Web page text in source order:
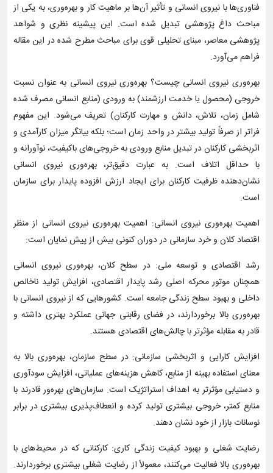
فناوری‌ها با نیروی انسانی و تأثیر آن‌ها بر ماهیت کار و بهره‌وری، به یکی از
مباحث داغ پژوهشی تبدیل شده است. این پیشینه نظری و شواهد
پژوهشی معاصر، مبنای تحلیلی قوی برای مباحث مطرح شده در این مقاله
فراهم می‌آورد.
بهره‌وری نیروی انسانی چیست؟ بهره‌وری نیروی انسانی به عنوان نسبت
خروجی (محصول یا خدمت ارزشمند) به ورودی (منابع انسانی مصرف شده
شامل زمان، تلاش، دانش و مهارت کارکنان) تعریف می‌شود. این مفهوم
فراتر از صرفاً تولید بیشتر در واحد زمان است؛ بلکه بیانگر میزان کارآمدی و
اثربخشی کارکنان در تبدیل منابع ورودی به خروجی‌های باکیفیت، نوآورانه و
با حداقل اتلاف است. به عبارت دقیق‌تر، بهره‌وری نیروی انسانی
نشان‌دهنده ظرفیت کارکنان برای ایجاد ارزش افزوده پایدار برای سازمان
است.
اهمیت بهره‌وری نیروی انسانی: اهمیت بهره‌وری نیروی انسانی از منظر
اقتصاد کلان و خرد سازمانی در دوران کنونی بیش از پیش نمایان است:
رشد اقتصادی و توسعه ملی: در سطح کلان، بهره‌وری نیروی انسانی
همچنان موتور محرکه اصلی رشد پایدار اقتصادی، افزایش تولید ناخالص
داخلی و بهبود سطح زندگی جامعه است. کشورهایی که از نیروی انسانی با
بهره‌وری بالا برخوردارند، در فضای رقابتی جهانی عملکرد بهتری داشته و
قادر به مقابله مؤثرتر با چالش‌های اقتصادی هستند.
افزایش کارایی و اثربخشی سازمانی: در سطح سازمان، بهره‌وری بالا به
معنای استفاده بهینه از منابع، کاهش هزینه‌های عملیاتی، افزایش سودآوری
و دستیابی مؤثرتر به اهداف استراتژیک است. سازمان‌های بهره‌ور قادرند با
منابع کمتر، خروجی بیشتری تولید کرده و انعطاف‌پذیری بیشتری در برابر
نوسانات بازار از خود نشان دهند.
رضایت شغلی و بهبود کیفیت زندگی کاری: کارکنانی که در محیط‌های با
بهره‌وری بالا فعالیت می‌کنند، معمولاً از رضایت شغلی بیشتری برخوردارند.